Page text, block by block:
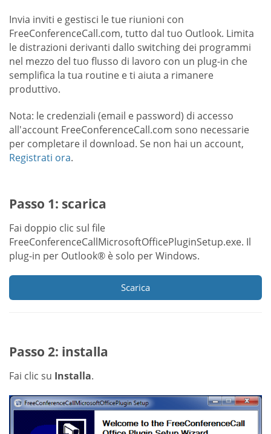
Invia inviti e gestisci le tue riunioni con
FreeConferenceCall.com, tutto dal tuo Outlook. Limita
le distrazioni derivanti dallo switching dei programmi
nel mezzo del tuo flusso di lavoro con un plug-in che
semplifica la tua routine e ti aiuta a rimanere
produttivo.
Nota: le credenziali (email e password) di accesso
all'account FreeConferenceCall.com sono necessarie
per completare il download. Se non hai un account,
Registrati ora.
Passo 1: scarica
Fai doppio clic sul file
FreeConferenceCallMicrosoftOfficePluginSetup.exe. Il
plug-in per Outlook® è solo per Windows.
Scarica
Passo 2: installa
Fai clic su Installa.